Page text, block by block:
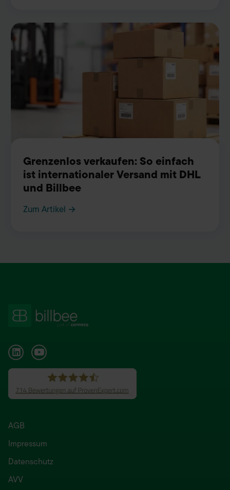
Grenzenlos verkaufen: So einfach
ist internationaler Versand mit DHL
und Billbee
Zum Artikel →
AGB
Impressum
Datenschutz
AVV